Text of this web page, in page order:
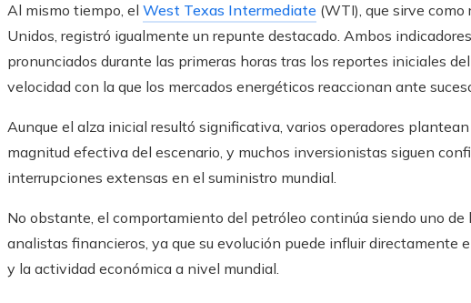
Al mismo tiempo, el West Texas Intermediate (WTI), que sirve
Unidos, registró igualmente un repunte destacado. Ambos
pronunciados durante las primeras horas tras los reportes iniciales
velocidad con la que los mercados energéticos reaccionan ante
Aunque el alza inicial resultó significativa, varios operadores
magnitud efectiva del escenario, y muchos inversionistas siguen
interrupciones extensas en el suministro mundial.
No obstante, el comportamiento del petróleo continúa siendo uno
analistas financieros, ya que su evolución puede influir directamente
y la actividad económica a nivel mundial.